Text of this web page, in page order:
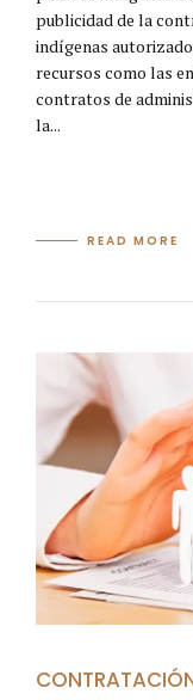
publicidad de la
indígenas
recursos como las
contratos de
la...
READ MORE